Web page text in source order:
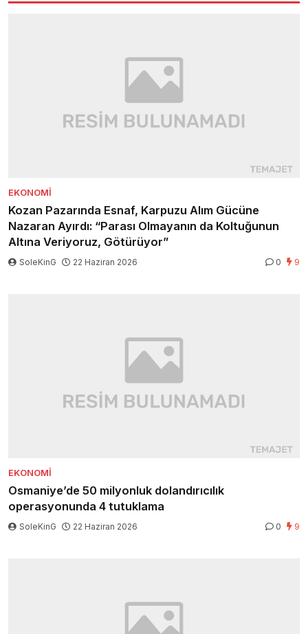
EKONOMI
Kozan Pazarında Esnaf, Karpuzu Alım Gücüne
Nazaran Ayırdı: “Parası Olmayanın da Koltuğunun
Altına Veriyoruz, Götürüyor”
SoleKinG 22 Haziran 2026 0 9
EKONOMI
Osmaniye’de 50 milyonluk dolandırıcılık
operasyonunda 4 tutuklama
SoleKinG 22 Haziran 2026 0 9